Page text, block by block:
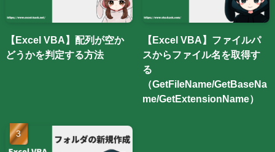
【Excel VBA】配列が空か
どうかを判定する方法
【Excel VBA】ファイルパ
スからファイル名を取得す
る
（GetFileName/GetBaseNa
me/GetExtensionName）